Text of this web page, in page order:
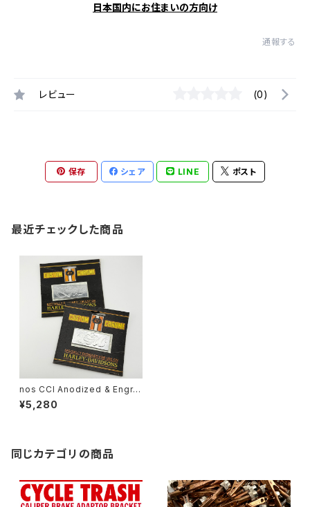
日本国内にお住まいの方向け
通報する
レビュー (0)
保存 シェア LINE ポスト
最近チェックした商品
nos CCI Anodized & Engra
ved Reflector Insert, chro
me
¥5,280
同じカテゴリの商品